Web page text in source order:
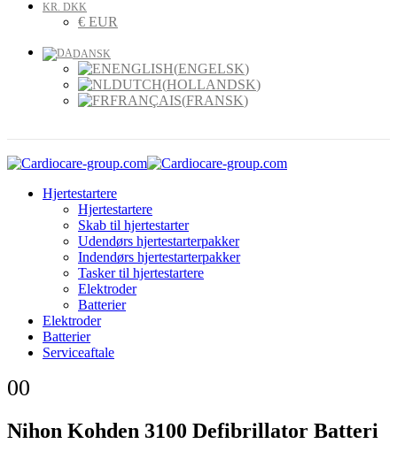
KR. DKK
€ EUR
DANSK
ENGLISH(ENGELSK)
DUTCH(HOLLANDSK)
FRANÇAIS(FRANSK)
Hjertestartere
Hjertestartere
Skab til hjertestarter
Udendørs hjertestarterpakker
Indendørs hjertestarterpakker
Tasker til hjertestartere
Elektroder
Batterier
Elektroder
Batterier
Serviceaftale
00
Nihon Kohden 3100 Defibrillator Batteri